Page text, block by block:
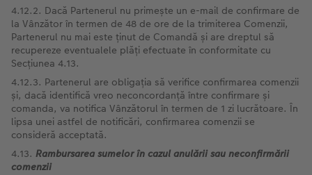
4.12.2. Dacă Partenerul nu primește un e-mail de confirmare de
la Vânzător în termen de 48 de ore de la trimiterea Comenzii,
Partenerul nu mai este ținut de Comandă și are dreptul să
recupereze eventualele plăți efectuate în conformitate cu
Secțiunea 4.13.
4.12.3. Partenerul are obligația să verifice confirmarea comenzii
și, dacă identifică vreo neconcordanță între confirmare și
comanda, va notifica Vânzătorul în termen de 1 zi lucrătoare. În
lipsa unei astfel de notificări, confirmarea comenzii se
consideră acceptată.
4.13. Rambursarea sumelor în cazul anulării sau neconfirmării
comenzii